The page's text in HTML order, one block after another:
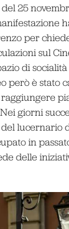
25
per
sul
di
però è stato
giorni
lucernario
in
delle